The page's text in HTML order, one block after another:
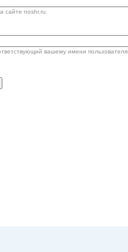
сайте noshr.ru.
вашему имени пользователя.